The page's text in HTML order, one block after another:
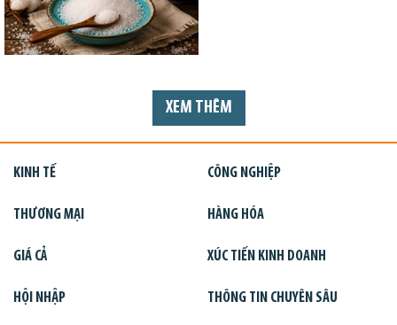
XEM THÊM
KINH TẾ CÔNG NGHIỆP
THƯƠNG MẠI HÀNG HÓA
GIÁ CẢ XÚC TIẾN KINH DOANH
HỘI NHẬP THÔNG TIN CHUYÊN SÂU